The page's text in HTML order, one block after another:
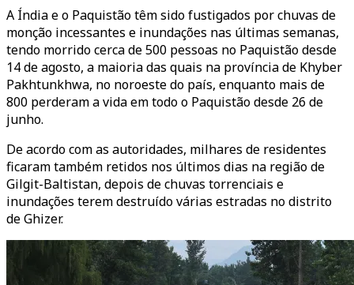
A Índia e o Paquistão têm sido fustigados por chuvas de
monção incessantes e inundações nas últimas semanas,
tendo morrido cerca de 500 pessoas no Paquistão desde
14 de agosto, a maioria das quais na província de Khyber
Pakhtunkhwa, no noroeste do país, enquanto mais de
800 perderam a vida em todo o Paquistão desde 26 de
junho.
De acordo com as autoridades, milhares de residentes
ficaram também retidos nos últimos dias na região de
Gilgit-Baltistan, depois de chuvas torrenciais e
inundações terem destruído várias estradas no distrito
de Ghizer.